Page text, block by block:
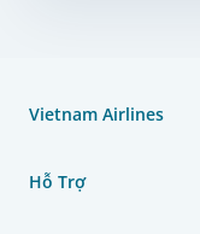
Vietnam Airlines
Hỗ Trợ